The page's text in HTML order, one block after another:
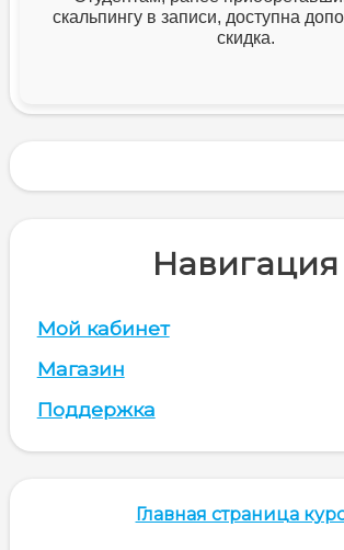
скальпингу в записи, доступна
скидка.
Навигация
Мой кабинет
Магазин
Поддержка
Главная страница